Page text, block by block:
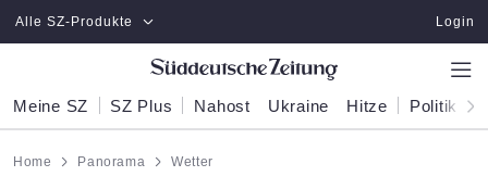
Zum Hauptinhalt springen
Alle SZ-Produkte Login
Meine SZ SZ Plus Nahost Ukraine Hitze Politik
Home Panorama Wetter